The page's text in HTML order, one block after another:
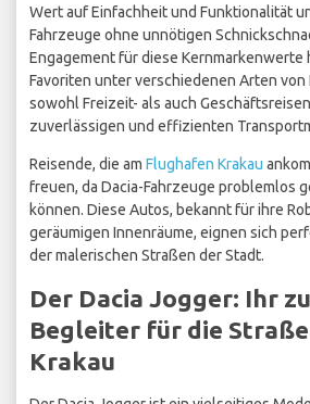
Wert auf Einfachheit und Funktionalität
Fahrzeuge ohne unnötigen
Engagement für diese Kernmarkenwerte
Favoriten unter verschiedenen Arten von
sowohl Freizeit- als auch
zuverlässigen und effizienten
Reisende, die am Flughafen Krakau
freuen, da Dacia-Fahrzeuge problemlos
können. Diese Autos, bekannt für ihre
geräumigen Innenräume, eignen sich
der malerischen Straßen der Stadt.
Der Dacia Jogger: Ihr
Begleiter für die
Krakau